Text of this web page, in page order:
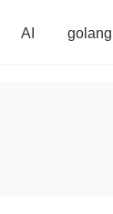
AI golang